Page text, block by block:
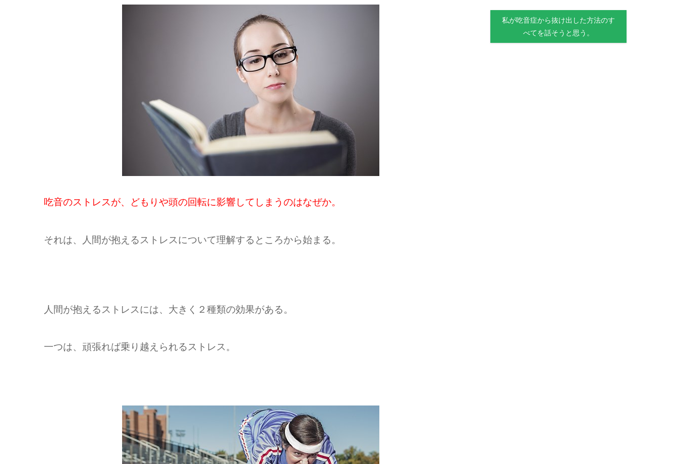
吃音のストレスが、どもりや頭の回転に影響してしまうのはなぜか。
それは、人間が抱えるストレスについて理解するところから始まる。
人間が抱えるストレスには、大きく２種類の効果がある。
一つは、頑張れば乗り越えられるストレス。
私が吃音症から抜け出した方法のす
べてを話そうと思う。